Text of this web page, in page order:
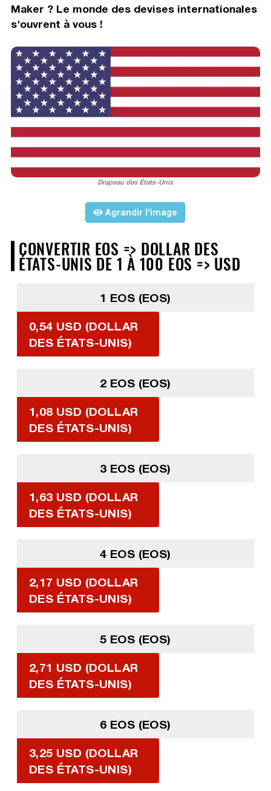
Maker ? Le monde des devises internationales
s'ouvrent à vous !
Drapeau des États-Unis
Agrandir l'image
CONVERTIR EOS => DOLLAR DES
ÉTATS-UNIS DE 1 À 100 EOS => USD
1 EOS (EOS)
0,54 USD (DOLLAR
DES ÉTATS-UNIS)
2 EOS (EOS)
1,08 USD (DOLLAR
DES ÉTATS-UNIS)
3 EOS (EOS)
1,63 USD (DOLLAR
DES ÉTATS-UNIS)
4 EOS (EOS)
2,17 USD (DOLLAR
DES ÉTATS-UNIS)
5 EOS (EOS)
2,71 USD (DOLLAR
DES ÉTATS-UNIS)
6 EOS (EOS)
3,25 USD (DOLLAR
DES ÉTATS-UNIS)